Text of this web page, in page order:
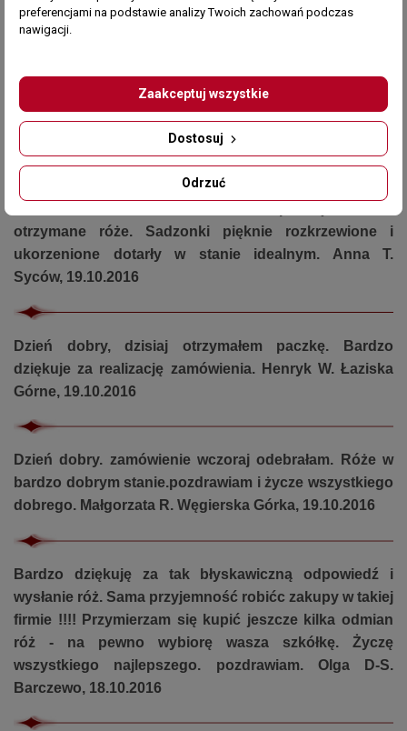
adres. Bardzo Panu dziękuję. W przyszłym roku na
pewno zakupię następne. Pozdrawiam Krystyna W.
otrzymane róże. Sadzonki pięknie rozkrzewione i
ukorzenione dotarły w stanie idealnym. Anna T.
Syców, 19.10.2016
Dzień dobry, dzisiaj otrzymałem paczkę. Bardzo
dziękuje za realizację zamówienia. Henryk W. Łaziska
Górne, 19.10.2016
Dzień dobry. zamówienie wczoraj odebrałam. Róże w
bardzo dobrym stanie.pozdrawiam i życze wszystkiego
dobrego. Małgorzata R. Węgierska Górka, 19.10.2016
Bardzo dziękuję za tak błyskawiczną odpowiedź i
wysłanie róż. Sama przyjemność robićc zakupy w takiej
firmie !!!! Przymierzam się kupić jeszcze kilka odmian
róż - na pewno wybiorę wasza szkółkę. Życzę
wszystkiego najlepszego. pozdrawiam. Olga D-S.
Barczewo, 18.10.2016
preferencjami na podstawie analizy Twoich zachowań podczas
nawigacji.
Odrzuć
Dostosuj
Zaakceptuj wszystkie